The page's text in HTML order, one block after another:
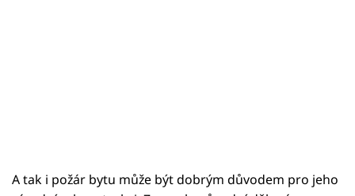
A tak i požár bytu může být dobrým důvodem pro jeho